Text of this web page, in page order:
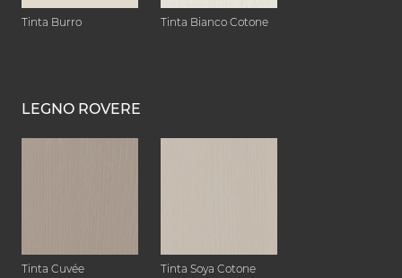
Tinta Burro Tinta Bianco Cotone
LEGNO ROVERE
Tinta Cuvée Tinta Soya Cotone